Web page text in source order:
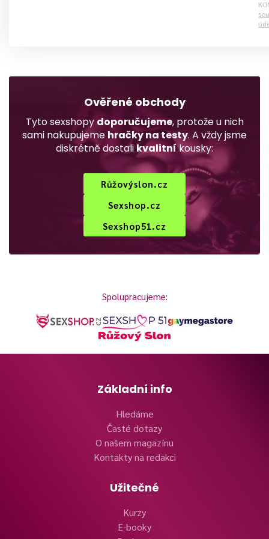
Ověřené obchody
Tyto sexshopy doporučujeme, protože u nich
sami nakupujeme hračky na testy. A vždy jsme
diskrétně dostali kvalitníkousky:
Růžovýslon.cz
Sexshop.cz
Sexshop51.cz
Spolupracujeme:
Základní info
Hledáme
Časté dotazy
O našem magazínu
Kontakty na redakci
Užitečné
Kurzy
E-booky